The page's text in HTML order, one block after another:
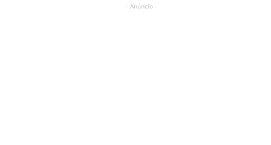
- Anúncio -